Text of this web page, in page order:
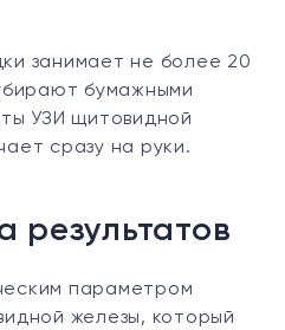
занимает не более 20
бумажными
УЗИ щитовидной
сразу на руки.
результатов
параметром
железы, который